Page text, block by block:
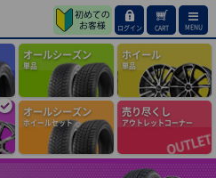
ログイン CART MENU
オールシーズン
単品
ホイール
単品
オールシーズン
ホイールセット
売り尽くし
アウトレットコーナー